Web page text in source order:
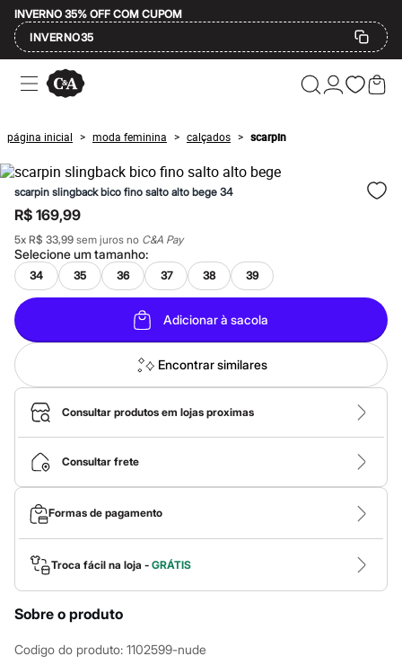
INVERNO 35% OFF COM CUPOM
INVERNO35
Ofertas
Compre por Departamento
Masculino
Infantil
Calçados
Mindse7
Plus Size
Até 20% off
Até 40% off
Até 60% off
A partir de 60% off
Feminino
Em alta
Inverno
Alfaiataria
Novidades
Roupas
Blusas e Camisetas
Básicos
Calças
Casacos e Jaquetas
Jeans
Macacões
Saias
Shorts e Bermudas
Vestidos
Acessórios
Bolsas
Bonés e Chapéus
Bijoux
Cintos
Relógios
Botas
página inicial > moda feminina > calçados > scarpin
scarpin slingback bico fino salto alto bege 34
R$ 169,99
5x R$ 33,99 sem juros no C&A Pay
Selecione umtamanho:
34 35 36 37 38 39
Adicionar à sacola
Encontrar similares
Consultar produtos em lojas proximas
Consultar frete
Formas de pagamento
Troca fácil na loja - GRÁTIS
Sobre o produto
Codigo do produto: 1102599-nude